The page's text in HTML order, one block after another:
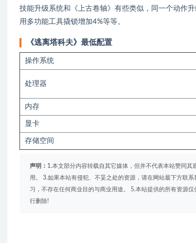
技能升级系统和《上古卷轴》有些类似，同一个动作
用多功能工具撬锁增加4%等等。
《逃离塔科夫》最低配置
操作系统
处理器
内存
显卡
存储空间
声明： 1.本文部分内容转载自其它媒体，但并不代表本站赞同
用。 3.如果本站有侵犯、不妥之处的资源，请在网站最下方联
习，不存在任何商业目的与商业用途。 5.本站提供的所有资源
行删除!